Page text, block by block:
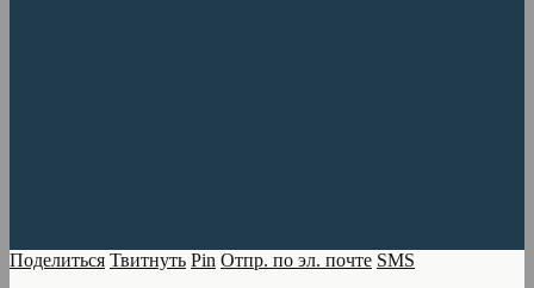
Поделиться Твитнуть Pin Отпр. по эл. почте SMS